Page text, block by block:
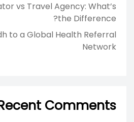
vs Travel Agency: What’s
the Difference?
to a Global Health Referral
Network
Comments